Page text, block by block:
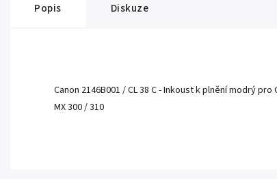
Popis Diskuze
Canon 2146B001 / CL 38 C - Inkoust k plnění modrý
MX 300 / 310